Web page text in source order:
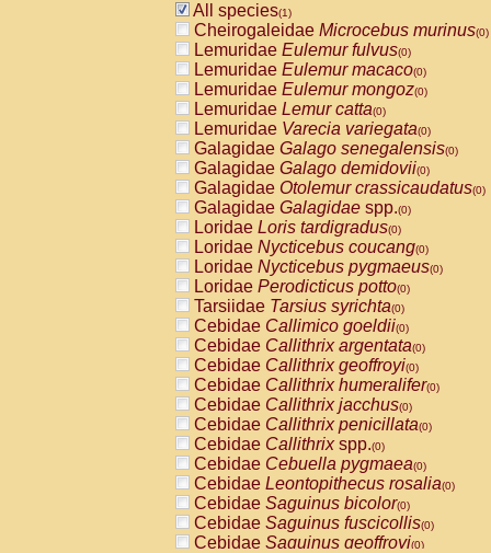
All species(1)
Cheirogaleidae Microcebus murinus(0)
Lemuridae Eulemur fulvus(0)
Lemuridae Eulemur macaco(0)
Lemuridae Eulemur mongoz(0)
Lemuridae Lemur catta(0)
Lemuridae Varecia variegata(0)
Galagidae Galago senegalensis(0)
Galagidae Galago demidovii(0)
Galagidae Otolemur crassicaudatus(0)
Galagidae Galagidae spp.(0)
Loridae Loris tardigradus(0)
Loridae Nycticebus coucang(0)
Loridae Nycticebus pygmaeus(0)
Loridae Perodicticus potto(0)
Tarsiidae Tarsius syrichta(0)
Cebidae Callimico goeldii(0)
Cebidae Callithrix argentata(0)
Cebidae Callithrix geoffroyi(0)
Cebidae Callithrix humeralifer(0)
Cebidae Callithrix jacchus(0)
Cebidae Callithrix penicillata(0)
Cebidae Callithrixspp.(0)
Cebidae Cebuella pygmaea(0)
Cebidae Leontopithecus rosalia(0)
Cebidae Saguinus bicolor(0)
Cebidae Saguinus fuscicollis(0)
Cebidae Saguinus geoffroyi(0)